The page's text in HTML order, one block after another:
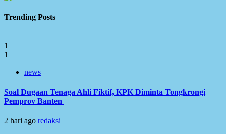
Trending Posts
1
1
news
Soal Dugaan Tenaga Ahli Fiktif, KPK Diminta Tongkrongi
Pemprov Banten
2 hari ago redaksi